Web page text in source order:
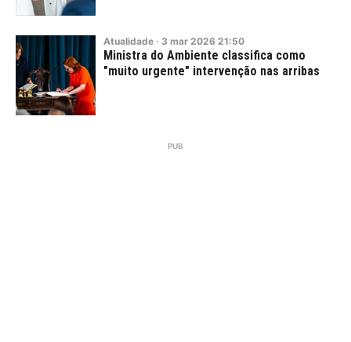
Atualidade · 3 mar 2026 21:50
Ministra do Ambiente classifica como
"muito urgente" intervenção nas arribas